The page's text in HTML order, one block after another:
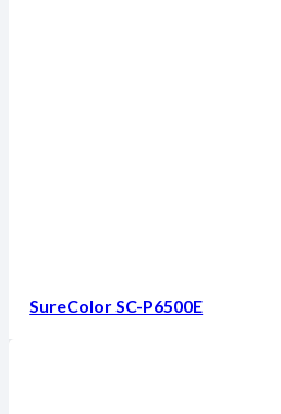
SureColor SC-P6500E